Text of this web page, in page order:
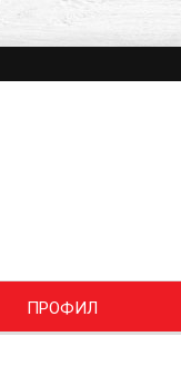
ПРОФИЛ